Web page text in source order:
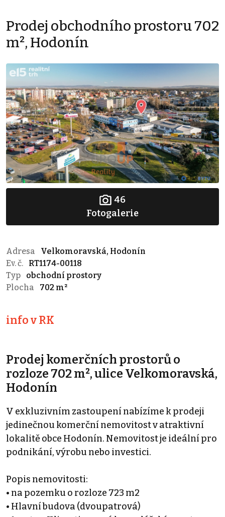
Prodej obchodního prostoru 702
m², Hodonín
46
Fotogalerie
Adresa
Velkomoravská, Hodonín
Ev. č.
RT1174-00118
Typ
obchodní prostory
Plocha
702 m²
info v RK
Prodej komerčních prostorů o
rozloze 702 m², ulice Velkomoravská,
Hodonín
V exkluzivním zastoupení nabízíme k prodeji
jedinečnou komerční nemovitost v atraktivní
lokalitě obce Hodonín. Nemovitost je ideální pro
podnikání, výrobu nebo investici.
Popis nemovitosti:
• na pozemku o rozloze 723 m2
• Hlavní budova (dvoupatrová)